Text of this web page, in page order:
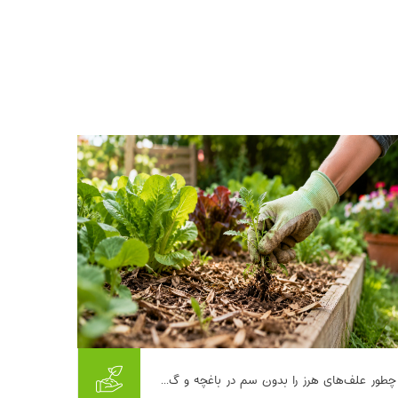
اگر یک‌بار با شوق نشا کاشته باشید و چند هفته
بعد ببینید که وسط سبزی‌ها و گل‌هایتان
چطور علف‌های هرز را بدون سم در باغچه و گ...